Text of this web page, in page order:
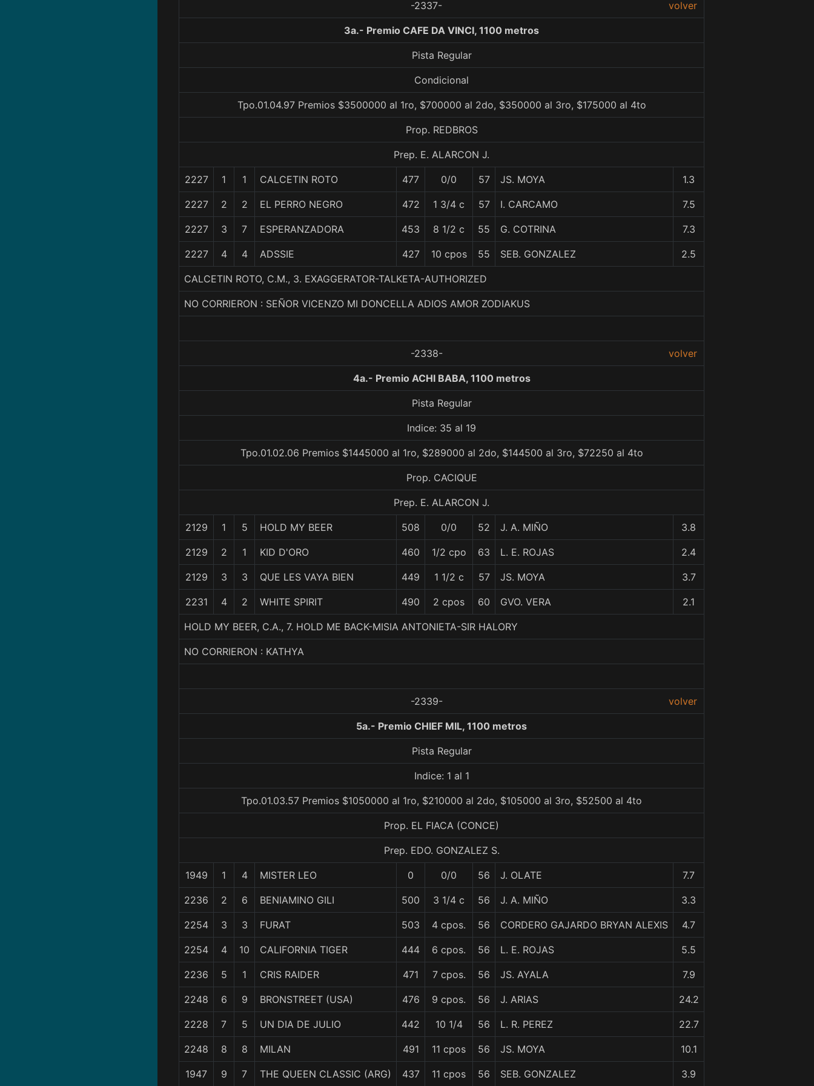
-2337- volver
3a.- Premio CAFE DA VINCI, 1100 metros
Pista Regular
Condicional
Tpo.01.04.97 Premios $3500000 al 1ro, $700000 al 2do, $350000 al 3ro, $175000 al 4to
Prop. REDBROS
Prep. E. ALARCON J.
2227 1 1 CALCETIN ROTO 477 0/0 57 JS. MOYA 1.3
2227 2 2 EL PERRO NEGRO 472 1 3/4 c 57 I. CARCAMO 7.5
2227 3 7 ESPERANZADORA 453 8 1/2 c 55 G. COTRINA 7.3
2227 4 4 ADSSIE 427 10 cpos 55 SEB. GONZALEZ 2.5
CALCETIN ROTO, C.M., 3. EXAGGERATOR-TALKETA-AUTHORIZED
NO CORRIERON : SEÑOR VICENZO MI DONCELLA ADIOS AMOR ZODIAKUS
-2338- volver
4a.- Premio ACHI BABA, 1100 metros
Pista Regular
Indice: 35 al 19
Tpo.01.02.06 Premios $1445000 al 1ro, $289000 al 2do, $144500 al 3ro, $72250 al 4to
Prop. CACIQUE
Prep. E. ALARCON J.
2129 1 5 HOLD MY BEER 508 0/0 52 J. A. MIÑO 3.8
2129 2 1 KID D'ORO 460 1/2 cpo 63 L. E. ROJAS 2.4
2129 3 3 QUE LES VAYA BIEN 449 1 1/2 c 57 JS. MOYA 3.7
2231 4 2 WHITE SPIRIT 490 2 cpos 60 GVO. VERA 2.1
HOLD MY BEER, C.A., 7. HOLD ME BACK-MISIA ANTONIETA-SIR HALORY
NO CORRIERON : KATHYA
-2339- volver
5a.- Premio CHIEF MIL, 1100 metros
Pista Regular
Indice: 1 al 1
Tpo.01.03.57 Premios $1050000 al 1ro, $210000 al 2do, $105000 al 3ro, $52500 al 4to
Prop. EL FIACA (CONCE)
Prep. EDO. GONZALEZ S.
1949 1 4 MISTER LEO 0 0/0 56 J. OLATE 7.7
2236 2 6 BENIAMINO GILI 500 3 1/4 c 56 J. A. MIÑO 3.3
2254 3 3 FURAT 503 4 cpos. 56 CORDERO GAJARDO BRYAN ALEXIS 4.7
2254 4 10 CALIFORNIA TIGER 444 6 cpos. 56 L. E. ROJAS 5.5
2236 5 1 CRIS RAIDER 471 7 cpos. 56 JS. AYALA 7.9
2248 6 9 BRONSTREET (USA) 476 9 cpos. 56 J. ARIAS 24.2
2228 7 5 UN DIA DE JULIO 442 10 1/4 56 L. R. PEREZ 22.7
2248 8 8 MILAN 491 11 cpos 56 JS. MOYA 10.1
1947 9 7 THE QUEEN CLASSIC (ARG) 437 11 cpos 56 SEB. GONZALEZ 3.9